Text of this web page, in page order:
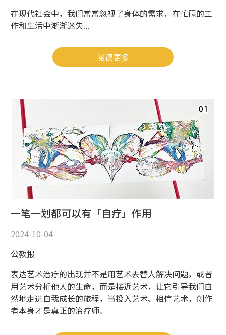
在现代社会中，我们常常忽视了身体的需求，在忙碌的工
作和生活中渐渐迷失...
阅读更多
一笔一划都可以有「自疗」作用
2024-10-04
公教报
表达艺术治疗的出现并不是用艺术去替人解决问题，或者
用艺术分析他人的生命，而是接近艺术，让它引导我们自
然地走进自我成长的旅程，当投入艺术、相信艺术，创作
者本身才是真正的治疗师。